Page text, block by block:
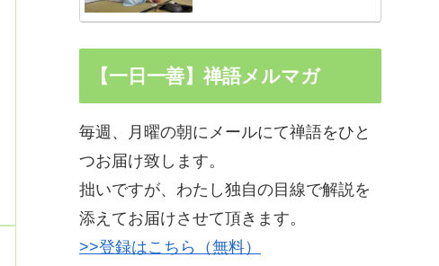
【一日一善】禅語メルマガ
毎週、月曜の朝にメールにて禅語をひと
つお届け致します。
拙いですが、わたし独自の目線で解説を
添えてお届けさせて頂きます。
>>登録はこちら（無料）